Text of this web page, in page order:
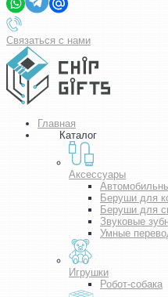
Связаться с нами
Главная
Каталог
Аксессуары
Беруши для
Беруши для
Звуковые
Умные
Игрушки
Робот-собака